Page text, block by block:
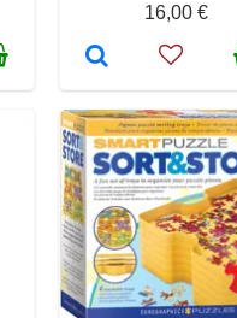
16,00 €